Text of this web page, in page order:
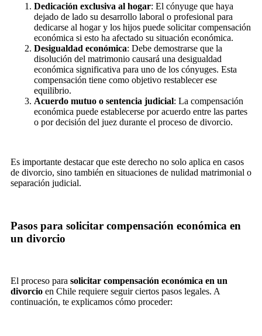
Dedicación exclusiva al hogar: El cónyuge que haya
dejado de lado su desarrollo laboral o profesional para
dedicarse al hogar y los hijos puede solicitar compensación
económica si esto ha afectado su situación económica.
Desigualdad económica: Debe demostrarse que la
disolución del matrimonio causará una desigualdad
económica significativa para uno de los cónyuges. Esta
compensación tiene como objetivo restablecer ese
equilibrio.
Acuerdo mutuo o sentencia judicial: La compensación
económica puede establecerse por acuerdo entre las partes
o por decisión del juez durante el proceso de divorcio.
Es importante destacar que este derecho no solo aplica en casos
de divorcio, sino también en situaciones de nulidad matrimonial o
separación judicial.
Pasos para solicitar compensación económica en
un divorcio
El proceso para solicitar compensación económica en un
divorcio en Chile requiere seguir ciertos pasos legales. A
continuación, te explicamos cómo proceder: